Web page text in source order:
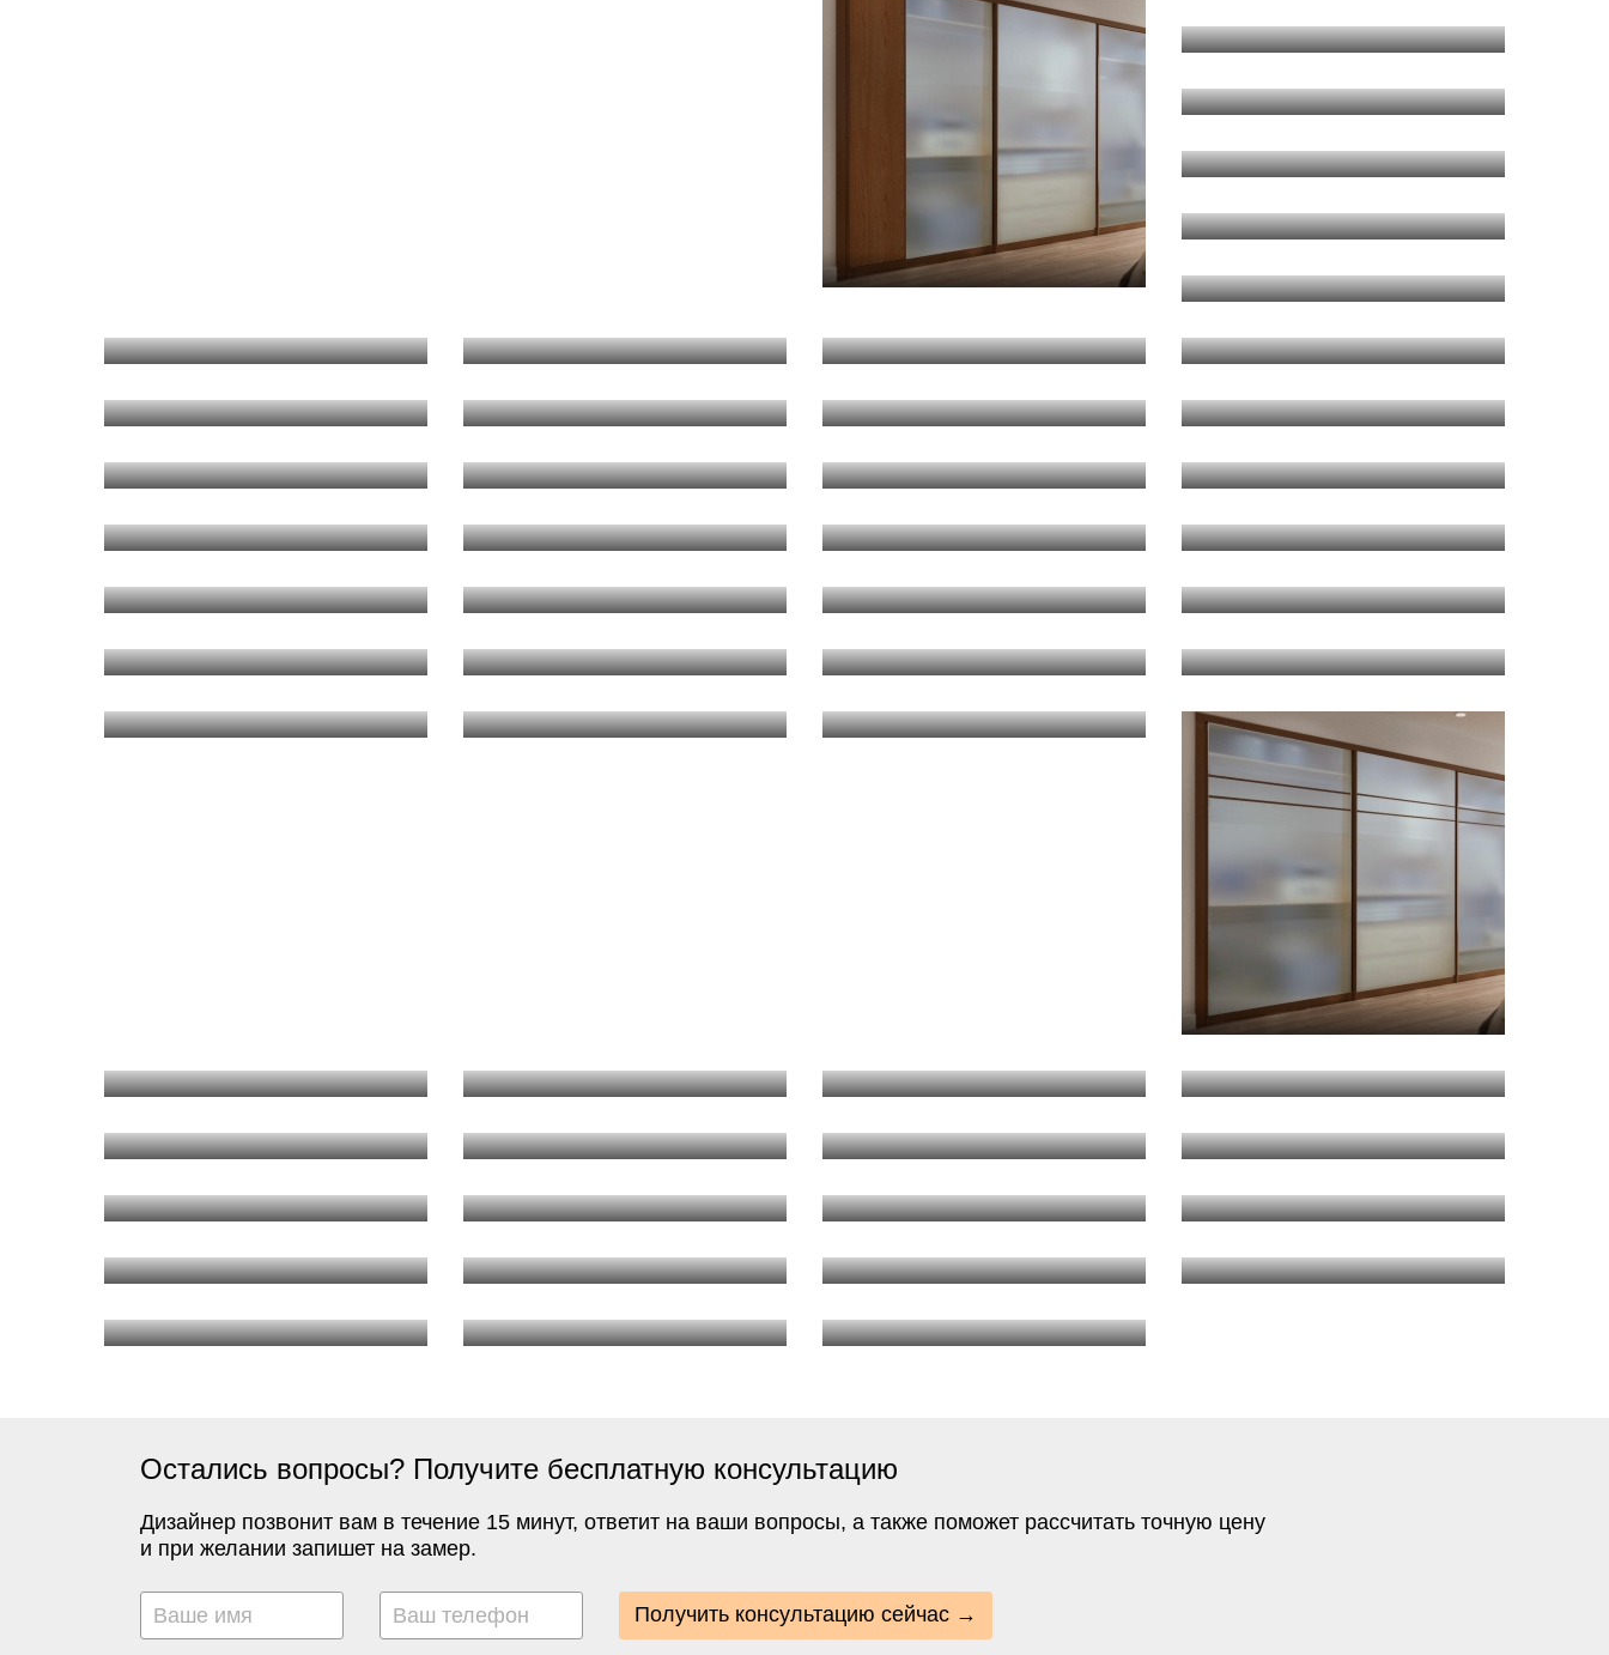
Остались вопросы? Получите бесплатную консультацию
Дизайнер позвонит вам в течение 15 минут, ответит на ваши вопросы, а также поможет рассчитать точную цену
и при желании запишет на замер.
Получить консультацию сейчас →